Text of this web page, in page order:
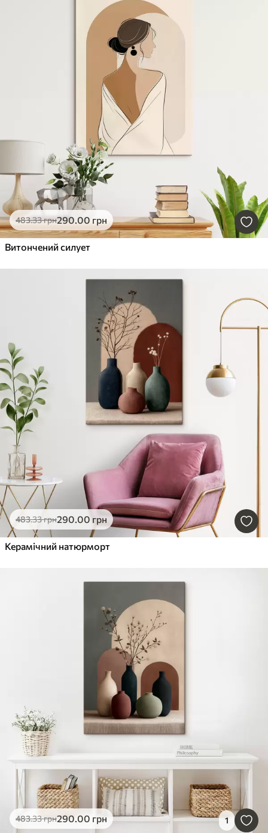
483.33грн290.00 грн
Витончений силует
483.33грн290.00 грн
Керамічний натюрморт
483.33грн290.00 грн 1